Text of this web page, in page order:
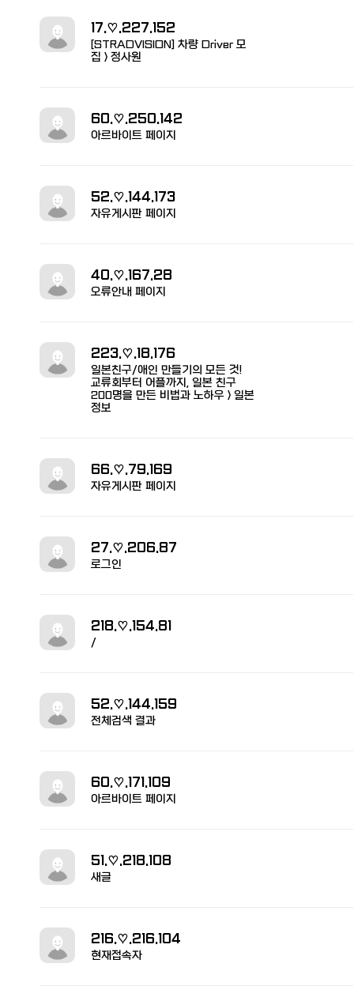
17.♡.227.152
[STRADVISION] 차량 Driver 모
집 > 정사원
60.♡.250.142
아르바이트 페이지
52.♡.144.173
자유게시판 페이지
40.♡.167.28
오류안내 페이지
223.♡.18.176
일본친구/애인 만들기의 모든 것!
교류회부터 어플까지, 일본 친구
200명을 만든 비법과 노하우 > 일본
정보
66.♡.79.169
자유게시판 페이지
27.♡.206.87
로그인
218.♡.154.81
/
52.♡.144.159
전체검색 결과
60.♡.171.109
아르바이트 페이지
51.♡.218.108
새글
216.♡.216.104
현재접속자